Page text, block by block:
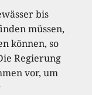
bis
müssen,
können, so
Regierung
vor, um